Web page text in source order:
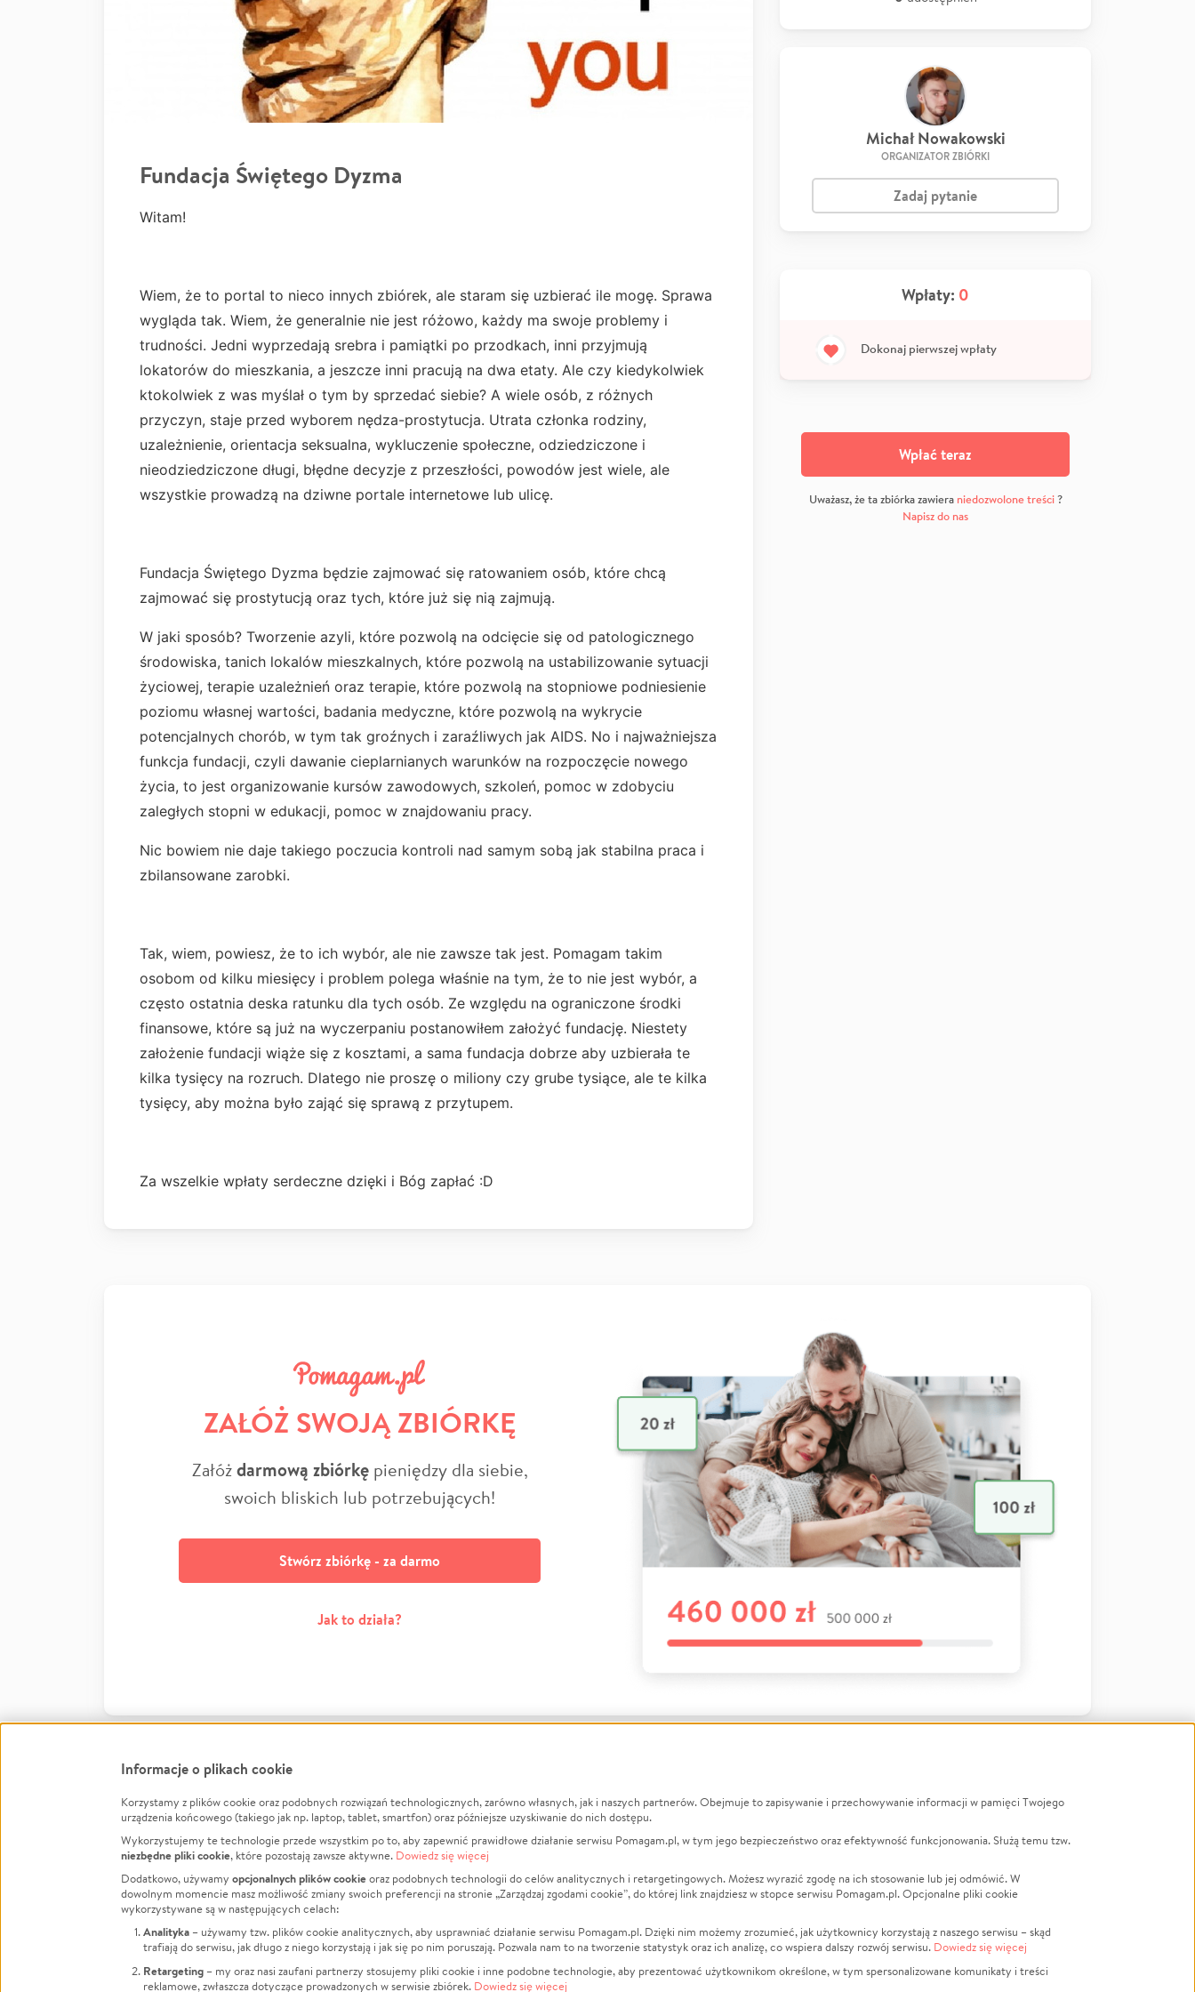
Fundacja Świętego Dyzma
Witam!
Wiem, że to portal to nieco innych zbiórek, ale staram się uzbierać ile mogę. Sprawa
wygląda tak. Wiem, że generalnie nie jest różowo, każdy ma swoje problemy i
trudności. Jedni wyprzedają srebra i pamiątki po przodkach, inni przyjmują
lokatorów do mieszkania, a jeszcze inni pracują na dwa etaty. Ale czy kiedykolwiek
ktokolwiek z was myślał o tym by sprzedać siebie? A wiele osób, z różnych
przyczyn, staje przed wyborem nędza-prostytucja. Utrata członka rodziny,
uzależnienie, orientacja seksualna, wykluczenie społeczne, odziedziczone i
nieodziedziczone długi, błędne decyzje z przeszłości, powodów jest wiele, ale
wszystkie prowadzą na dziwne portale internetowe lub ulicę.
Fundacja Świętego Dyzma będzie zajmować się ratowaniem osób, które chcą
zajmować się prostytucją oraz tych, które już się nią zajmują.
W jaki sposób? Tworzenie azyli, które pozwolą na odcięcie się od patologicznego
środowiska, tanich lokalów mieszkalnych, które pozwolą na ustabilizowanie sytuacji
życiowej, terapie uzależnień oraz terapie, które pozwolą na stopniowe podniesienie
poziomu własnej wartości, badania medyczne, które pozwolą na wykrycie
potencjalnych chorób, w tym tak groźnych i zaraźliwych jak AIDS. No i najważniejsza
funkcja fundacji, czyli dawanie cieplarnianych warunków na rozpoczęcie nowego
życia, to jest organizowanie kursów zawodowych, szkoleń, pomoc w zdobyciu
zaległych stopni w edukacji, pomoc w znajdowaniu pracy.
Nic bowiem nie daje takiego poczucia kontroli nad samym sobą jak stabilna praca i
zbilansowane zarobki.
Tak, wiem, powiesz, że to ich wybór, ale nie zawsze tak jest. Pomagam takim
osobom od kilku miesięcy i problem polega właśnie na tym, że to nie jest wybór, a
często ostatnia deska ratunku dla tych osób. Ze względu na ograniczone środki
finansowe, które są już na wyczerpaniu postanowiłem założyć fundację. Niestety
założenie fundacji wiąże się z kosztami, a sama fundacja dobrze aby uzbierała te
kilka tysięcy na rozruch. Dlatego nie proszę o miliony czy grube tysiące, ale te kilka
tysięcy, aby można było zająć się sprawą z przytupem.
Za wszelkie wpłaty serdeczne dzięki i Bóg zapłać :D
Michał Nowakowski
ORGANIZATOR ZBIÓRKI
Zadaj pytanie
Wpłaty: 0
Dokonaj pierwszej wpłaty
Wpłać teraz
Uważasz, że ta zbiórka zawiera niedozwolone treści?
Napisz do nas
ZAŁÓŻ SWOJĄ ZBIÓRKĘ
Załóżdarmową zbiórkępieniędzy dla siebie,
swoich bliskich lub potrzebujących!
Stwórz zbiórkę - za darmo
Jak to działa?
FacebookTwitter Instagram
LinkedInTikTok Youtube
Informacje
Jak to działa?
Regulamin
Polityka Prywatności
Kontakt
Porównanie serwisów
Polityka plików cookie
O nas
Opinie
Raporty
Za darmo
Dla NGO
Fundacja Pomagam.pl
Zbieraj na
Leczenie
Zwierzęta
Pożar
Sport
Pomoc Finansowa
LGBTQ+
Powódź
Wichura
Religia
Edukacja
Informacje o plikach cookie
Korzystamy z plików cookie oraz podobnych rozwiązań technologicznych, zarówno własnych, jak i naszych partnerów. Obejmuje to zapisywanie i przechowywanie informacji w pamięci Twojego
urządzenia końcowego (takiego jak np. laptop, tablet, smartfon) oraz późniejsze uzyskiwanie do nich dostępu.
Wykorzystujemy te technologie przede wszystkim po to, aby zapewnić prawidłowe działanie serwisu Pomagam.pl, w tym jego bezpieczeństwo oraz efektywność funkcjonowania. Służą temu tzw.
niezbędne pliki cookie, które pozostają zawsze aktywne. Dowiedz się więcej
Dodatkowo, używamy opcjonalnych plików cookieoraz podobnych technologii do celów analitycznych i retargetingowych. Możesz wyrazić zgodę na ich stosowanie lub jej odmówić. W
dowolnym momencie masz możliwość zmiany swoich preferencji na stronie „Zarządzaj zgodami cookie”, do której link znajdziesz w stopce serwisu Pomagam.pl. Opcjonalne pliki cookie
wykorzystywane są w następujących celach:
Analityka – używamy tzw. plików cookie analitycznych, aby usprawniać działanie serwisu Pomagam.pl. Dzięki nim możemy zrozumieć, jak użytkownicy korzystają z naszego serwisu – skąd
trafiają do serwisu, jak długo z niego korzystają i jak się po nim poruszają. Pozwala nam to na tworzenie statystyk oraz ich analizę, co wspiera dalszy rozwój serwisu. Dowiedz się więcej
Retargeting – my oraz nasi zaufani partnerzy stosujemy pliki cookie i inne podobne technologie, aby prezentować użytkownikom określone, w tym spersonalizowane komunikaty i treści
reklamowe, zwłaszcza dotyczące prowadzonych w serwisie zbiórek. Dowiedz się więcej